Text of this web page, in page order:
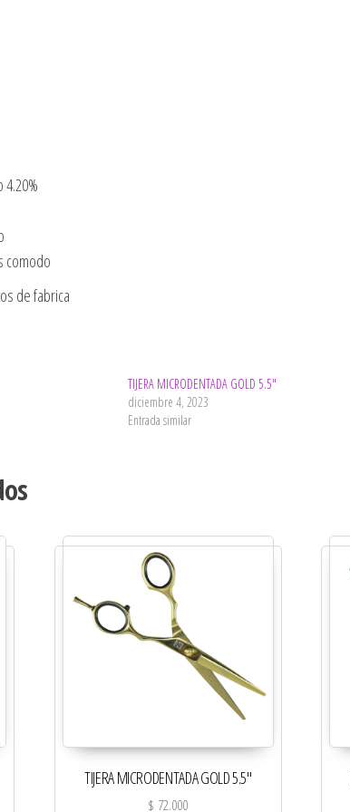
comodo
de fabrica
TIJERA MICRODENTADA GOLD 5.5″
diciembre 4, 2023
Entrada similar
TIJERA MICRODENTADA GOLD 5.5″
$ 72.000